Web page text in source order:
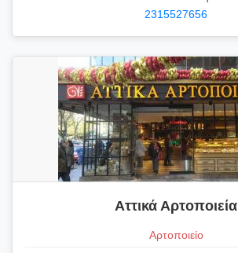
2315527656
Αττικά Αρτοποιεία
Αρτοποιείο